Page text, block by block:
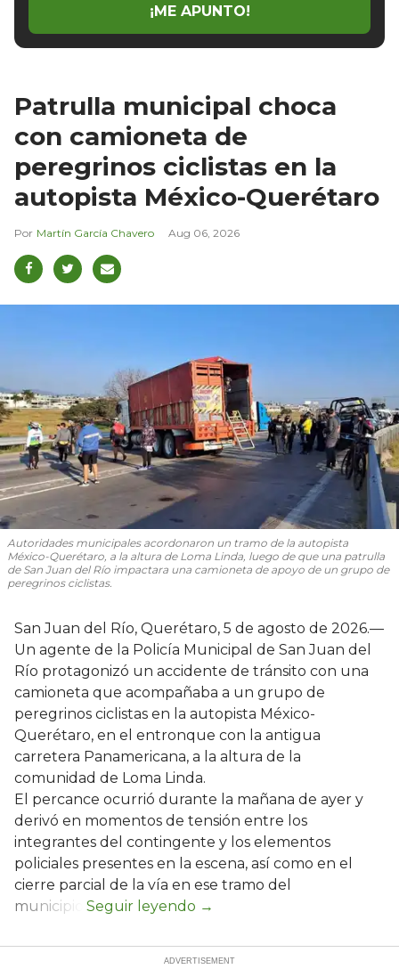
¡ME APUNTO!
Patrulla municipal choca
con camioneta de
peregrinos ciclistas en la
autopista México-Querétaro
Martín García Chavero Aug 06, 2026
Autoridades municipales acordonaron un tramo de la autopista
México-Querétaro, a la altura de Loma Linda, luego de que una patrulla
de San Juan del Río impactara una camioneta de apoyo de un grupo de
peregrinos ciclistas.
San Juan del Río, Querétaro, 5 de agosto de 2026.—
Un agente de la Policía Municipal de San Juan del
Río protagonizó un accidente de tránsito con una
camioneta que acompañaba a un grupo de
peregrinos ciclistas en la autopista México-
Querétaro, en el entronque con la antigua
carretera Panamericana, a la altura de la
comunidad de Loma Linda.
El percance ocurrió durante la mañana de ayer y
derivó en momentos de tensión entre los
integrantes del contingente y los elementos
policiales presentes en la escena, así como en el
cierre parcial de la vía en ese tramo del
municipio.